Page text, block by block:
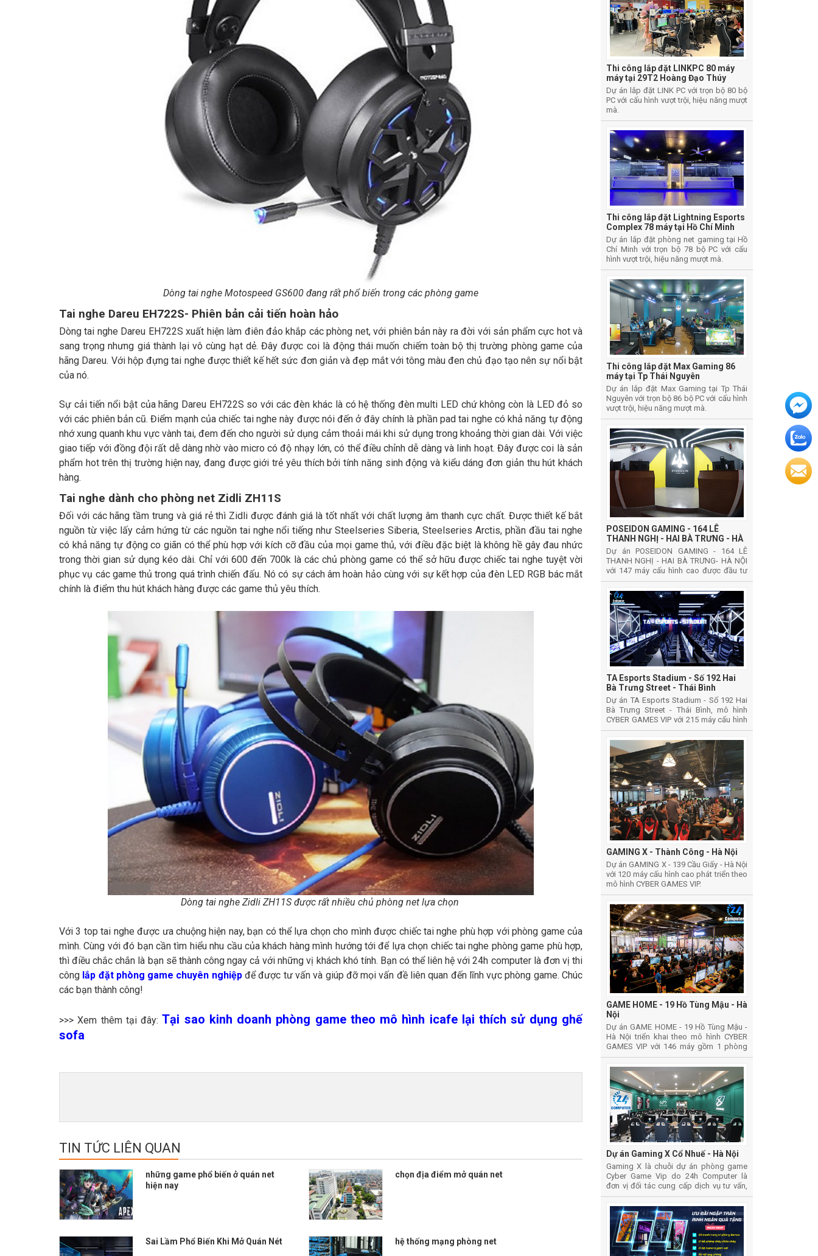
Dòng tai nghe Motospeed GS600 đang rất phổ biến trong các phòng game
Tai nghe Dareu EH722S- Phiên bản cải tiến hoàn hảo
Dòng tai nghe Dareu EH722S xuất hiện làm điên đảo khắp các phòng net, với phiên bản này ra đời với sản phẩm cực hot và
sang trọng nhưng giá thành lại vô cùng hạt dẻ. Đây được coi là động thái muốn chiếm toàn bộ thị trường phòng game của
hãng Dareu. Với hộp đựng tai nghe được thiết kế hết sức đơn giản và đẹp mắt với tông màu đen chủ đạo tạo nên sự nổi bật
của nó.
Sự cải tiến nổi bật của hãng Dareu EH722S so với các đèn khác là có hệ thống đèn multi LED chứ không còn là LED đỏ so
với các phiên bản cũ. Điểm mạnh của chiếc tai nghe này được nói đến ở đây chính là phần pad tai nghe có khả năng tự động
nhớ xung quanh khu vực vành tai, đem đến cho người sử dụng cảm thoải mái khi sử dụng trong khoảng thời gian dài. Với việc
giao tiếp với đồng đội rất dễ dàng nhờ vào micro có độ nhạy lớn, có thể điều chỉnh dễ dàng và linh hoạt. Đây được coi là sản
phẩm hot trên thị trường hiện nay, đang được giới trẻ yêu thích bởi tính năng sinh động và kiểu dáng đơn giản thu hút khách
hàng.
Tai nghe dành cho phòng net Zidli ZH11S
Đối với các hãng tầm trung và giá rẻ thì Zidli được đánh giá là tốt nhất với chất lượng âm thanh cực chất. Được thiết kế bắt
nguồn từ việc lấy cảm hứng từ các nguồn tai nghe nổi tiếng như Steelseries Siberia, Steelseries Arctis, phần đầu tai nghe
có khả năng tự động co giãn có thể phù hợp với kích cỡ đầu của mọi game thủ, với điều đặc biệt là không hề gây đau nhức
trong thời gian sử dụng kéo dài. Chỉ với 600 đến 700k là các chủ phòng game có thể sở hữu được chiếc tai nghe tuyệt vời
phục vụ các game thủ trong quá trình chiến đấu. Nó có sự cách âm hoàn hảo cùng với sự kết hợp của đèn LED RGB bác mắt
chính là điểm thu hút khách hàng được các game thủ yêu thích.
Dòng tai nghe Zidli ZH11S được rất nhiều chủ phòng net lựa chọn
Với 3 top tai nghe được ưa chuộng hiện nay, bạn có thể lựa chọn cho mình được chiếc tai nghe phù hợp với phòng game của
mình. Cùng với đó bạn cần tìm hiểu nhu cầu của khách hàng mình hướng tới để lựa chọn chiếc tai nghe phòng game phù hợp,
thì điều chắc chắn là bạn sẽ thành công ngay cả với những vị khách khó tính. Bạn có thể liên hệ với 24h computer là đơn vị thi
công lắp đặt phòng game chuyên nghiệpđể được tư vấn và giúp đỡ mọi vấn đề liên quan đến lĩnh vực phòng game. Chúc
các bạn thành công!
>>> Xem thêm tại đây:Tại sao kinh doanh phòng game theo mô hình icafe lại thích sử dụng ghế
sofa
TIN TỨC LIÊN QUAN
những game phổ biến ở quán net
hiện nay
chọn địa điểm mở quán net
Sai Lầm Phổ Biến Khi Mở Quán Nét hệ thống mạng phòng net
Thi công lắp đặt LINKPC 80 máy
máy tại 29T2 Hoàng Đạo Thúy
Dự án lắp đặt LINK PC với trọn bộ 80 bộ
PC với cấu hình vượt trội, hiệu năng mượt
mà.
Thi công lắp đặt Lightning Esports
Complex 78 máy tại Hồ Chí Minh
Dự án lắp đặt phòng net gaming tại Hồ
Chí Minh với trọn bộ 78 bộ PC với cấu
hình vượt trội, hiệu năng mượt mà.
Thi công lắp đặt Max Gaming 86
máy tại Tp Thái Nguyên
Dự án lắp đặt Max Gaming tại Tp Thái
Nguyên với trọn bộ 86 bộ PC với cấu hình
vượt trội, hiệu năng mượt mà.
POSEIDON GAMING - 164 LÊ
THANH NGHỊ - HAI BÀ TRƯNG - HÀ
NỘI
Dự án POSEIDON GAMING - 164 LÊ
THANH NGHỊ - HAI BÀ TRƯNG- HÀ NỘI
với 147 máy cấu hình cao được đầu tư
phát triển theo mô hình phát triển CYBER
GAMES VIP
TA Esports Stadium - Số 192 Hai
Bà Trưng Street - Thái Bình
Dự án TA Esports Stadium - Số 192 Hai
Bà Trưng Street - Thái Bình, mô hình
CYBER GAMES VIP với 215 máy cấu hình
cao
GAMING X - Thành Công - Hà Nội
Dự án GAMING X - 139 Cầu Giấy - Hà Nội
với 120 máy cấu hình cao phát triển theo
mô hình CYBER GAMES VIP.
GAME HOME - 19 Hồ Tùng Mậu - Hà
Nội
Dự án GAME HOME - 19 Hồ Tùng Mậu -
Hà Nội triển khai theo mô hình CYBER
GAMES VIP với 146 máy gồm 1 phòng
thường, 1 phòng vip và 1 phòng thi đấu
Dự án Gaming X Cổ Nhuế - Hà Nội
Gaming X là chuỗi dự án phòng game
Cyber Game Vip do 24h Computer là
đơn vị đối tác cung cấp dịch vụ tư vấn,
thiết kế, thi công lắp đặt và cung cấp vật
tư thiết bị phòng Game